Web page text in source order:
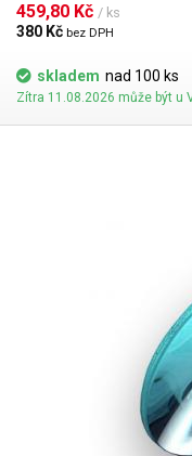
459,80 Kč / ks
380 Kč bez DPH
skladem nad 100 ks
Zítra 11.08.2026 může být u